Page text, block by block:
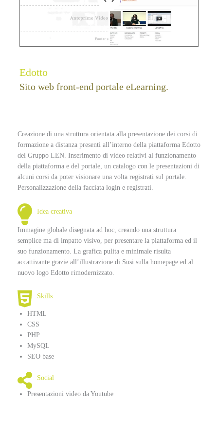
Edotto
Sito web front-end portale eLearning.
Creazione di una struttura orientata alla presentazione dei corsi di
formazione a distanza presenti all’interno della piattaforma Edotto
del Gruppo LEN. Inserimento di video relativi al funzionamento
della piattaforma e del portale, un catalogo con le presentazioni di
alcuni corsi da poter visionare una volta registrati sul portale.
Personalizzazione della facciata login e registrati.
Idea creativa
Immagine globale disegnata ad hoc, creando una struttura
semplice ma di impatto visivo, per presentare la piattaforma ed il
suo funzionamento. La grafica pulita e minimale risulta
accattivante grazie all’illustrazione di Susi sulla homepage ed al
nuovo logo Edotto rimodernizzato.
Skills
HTML
CSS
PHP
MySQL
SEO base
Social
Presentazioni video da Youtube